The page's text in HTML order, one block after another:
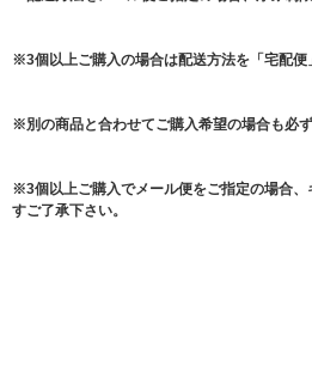
※3個以上ご購入の場合は配送方法を「宅配便
※別の商品と合わせてご購入希望の場合も必
※3個以上ご購入でメール便をご指定の場合、
すご了承下さい。